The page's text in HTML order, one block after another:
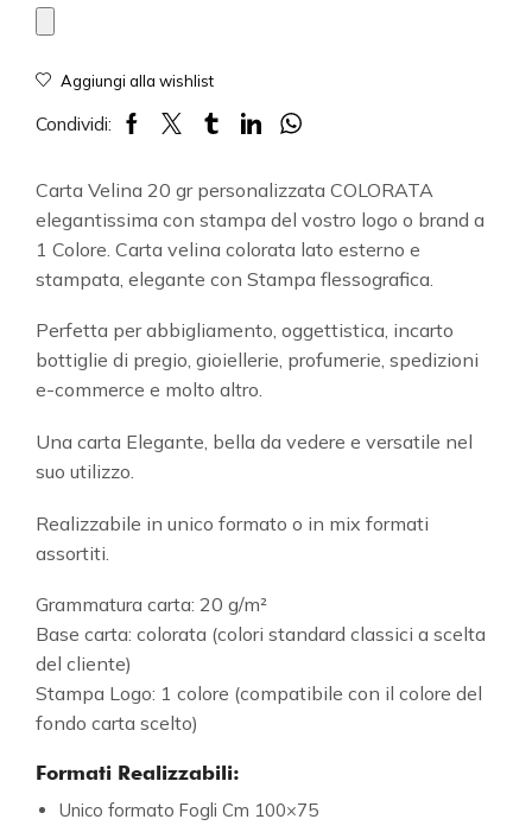
Aggiungi alla wishlist
Condividi:
Carta Velina 20 gr personalizzata COLORATA
elegantissima con stampa del vostro logo o brand a
1 Colore. Carta velina colorata lato esterno e
stampata, elegante con Stampa flessografica.
Perfetta per abbigliamento, oggettistica, incarto
bottiglie di pregio, gioiellerie, profumerie, spedizioni
e-commerce e molto altro.
Una carta Elegante, bella da vedere e versatile nel
suo utilizzo.
Realizzabile in unico formato o in mix formati
assortiti.
Grammatura carta: 20 g/m²
Base carta: colorata (colori standard classici a scelta
del cliente)
Stampa Logo: 1 colore (compatibile con il colore del
fondo carta scelto)
Formati Realizzabili:
Unico formato Fogli Cm 100×75